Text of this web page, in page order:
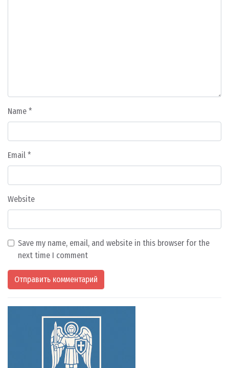
Name *
Email *
Website
Save my name, email, and website in this browser for the
next time I comment